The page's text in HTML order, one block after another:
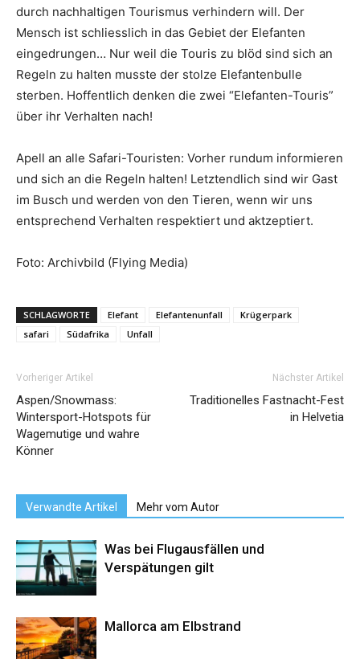
durch nachhaltigen Tourismus verhindern will. Der
Mensch ist schliesslich in das Gebiet der Elefanten
eingedrungen… Nur weil die Touris zu blöd sind sich an
Regeln zu halten musste der stolze Elefantenbulle
sterben. Hoffentlich denken die zwei “Elefanten-Touris”
über ihr Verhalten nach!
Apell an alle Safari-Touristen: Vorher rundum informieren
und sich an die Regeln halten! Letztendlich sind wir Gast
im Busch und werden von den Tieren, wenn wir uns
entsprechend Verhalten respektiert und aktzeptiert.
Foto: Archivbild (Flying Media)
SCHLAGWORTE Elefant Elefantenunfall
Krügerpark
safari
Südafrika Unfall
Vorheriger Artikel
Aspen/Snowmass:
Wintersport-Hotspots für
Wagemutige und wahre
Könner
Nächster Artikel
Traditionelles Fastnacht-Fest
in Helvetia
Verwandte Artikel Mehr vom Autor
Was bei Flugausfällen und
Verspätungen gilt
Mallorca am Elbstrand